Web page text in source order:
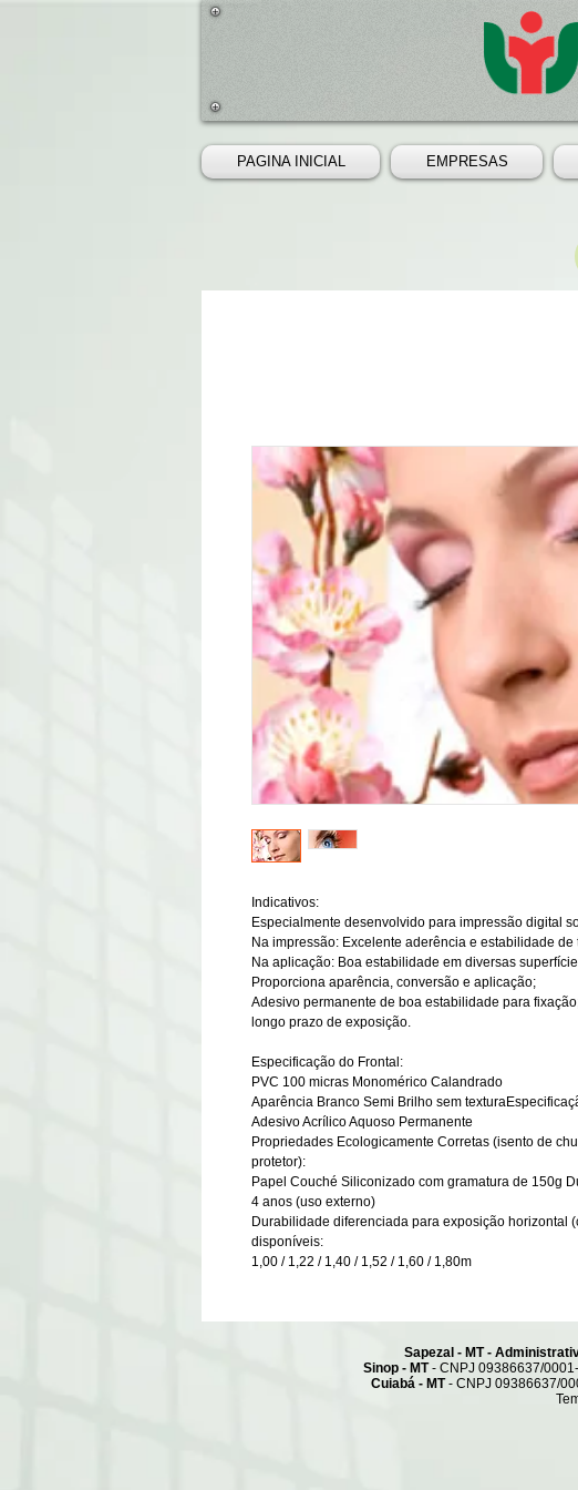
PAGINA INICIAL EMPRESAS
Indicativos:
Especialmente desenvolvido para impressão digital
Na impressão: Excelente aderência e estabilidade de
Na aplicação: Boa estabilidade em diversas
Proporciona aparência, conversão e aplicação;
Adesivo permanente de boa estabilidade para
longo prazo de exposição.
Especificação do Frontal:
PVC 100 micras Monomérico Calandrado
Aparência Branco Semi Brilho sem
Adesivo Acrílico Aquoso Permanente
Propriedades Ecologicamente Corretas (isento de
protetor):
Papel Couché Siliconizado com gramatura de 150g
4 anos (uso externo)
Durabilidade diferenciada para exposição horizontal
disponíveis:
1,00 / 1,22 / 1,40 / 1,52 / 1,60 / 1,80m
Sapezal - MT -
Sinop - MT- CNPJ 09386637/
Cuiabá - MT- CNPJ 09386637/